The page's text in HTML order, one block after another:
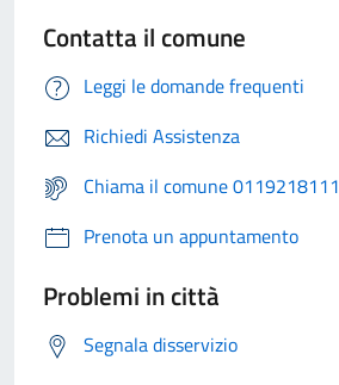
Contatta il comune
Leggi le domande frequenti
Richiedi Assistenza
Chiama il comune 0119218111
Prenota un appuntamento
Problemi in città
Segnala disservizio